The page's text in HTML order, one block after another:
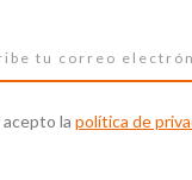
la política de